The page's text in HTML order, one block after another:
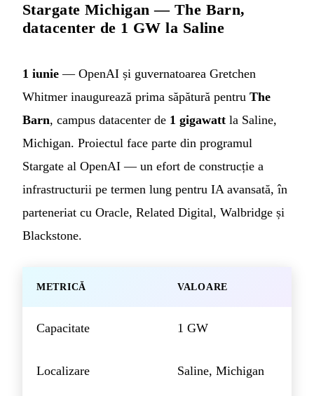
Stargate Michigan — The Barn,
datacenter de 1 GW la Saline
1 iunie — OpenAI și guvernatoarea Gretchen
Whitmer inaugurează prima săpătură pentru The
Barn, campus datacenter de 1 gigawatt la Saline,
Michigan. Proiectul face parte din programul
Stargate al OpenAI — un efort de construcție a
infrastructurii pe termen lung pentru IA avansată, în
parteneriat cu Oracle, Related Digital, Walbridge și
Blackstone.
METRICĂ VALOARE
Capacitate 1 GW
Localizare Saline, Michigan